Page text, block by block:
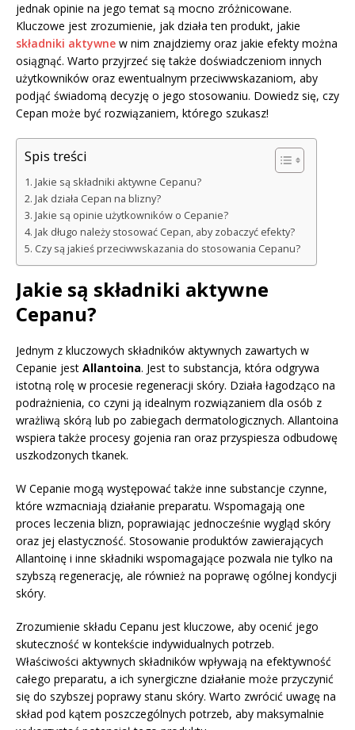
jednak opinie na jego temat są mocno zróżnicowane.
Kluczowe jest zrozumienie, jak działa ten produkt, jakie
składniki aktywne w nim znajdziemy oraz jakie efekty można
osiągnąć. Warto przyjrzeć się także doświadczeniom innych
użytkowników oraz ewentualnym przeciwwskazaniom, aby
podjąć świadomą decyzję o jego stosowaniu. Dowiedz się, czy
Cepan może być rozwiązaniem, którego szukasz!
Spis treści
Jakie są składniki aktywne Cepanu?
Jak działa Cepan na blizny?
Jakie są opinie użytkowników o Cepanie?
Jak długo należy stosować Cepan, aby zobaczyć efekty?
Czy są jakieś przeciwwskazania do stosowania Cepanu?
Jakie są składniki aktywne
Cepanu?
Jednym z kluczowych składników aktywnych zawartych w
Cepanie jest Allantoina. Jest to substancja, która odgrywa
istotną rolę w procesie regeneracji skóry. Działa łagodząco na
podrażnienia, co czyni ją idealnym rozwiązaniem dla osób z
wrażliwą skórą lub po zabiegach dermatologicznych. Allantoina
wspiera także procesy gojenia ran oraz przyspiesza odbudowę
uszkodzonych tkanek.
W Cepanie mogą występować także inne substancje czynne,
które wzmacniają działanie preparatu. Wspomagają one
proces leczenia blizn, poprawiając jednocześnie wygląd skóry
oraz jej elastyczność. Stosowanie produktów zawierających
Allantoinę i inne składniki wspomagające pozwala nie tylko na
szybszą regenerację, ale również na poprawę ogólnej kondycji
skóry.
Zrozumienie składu Cepanu jest kluczowe, aby ocenić jego
skuteczność w kontekście indywidualnych potrzeb.
Właściwości aktywnych składników wpływają na efektywność
całego preparatu, a ich synergiczne działanie może przyczynić
się do szybszej poprawy stanu skóry. Warto zwrócić uwagę na
skład pod kątem poszczególnych potrzeb, aby maksymalnie